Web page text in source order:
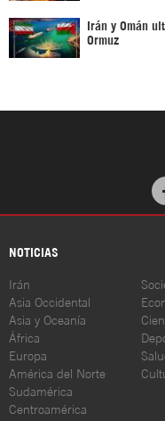
Irán y Omán
Ormuz
NOTICIAS
Irán
Asia Occidental
Asia y Oceanía
África
Europa
América del Norte
Sudamérica
Centroamérica